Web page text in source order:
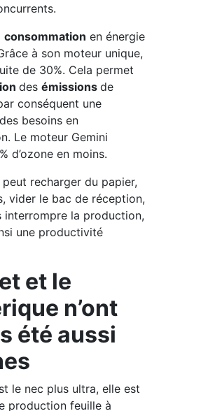
consommation en énergie
à son moteur unique,
de 30%. Cela permet
desémissionsde
conséquent une
besoins en
Le moteur Gemini
d’ozone en moins.
peut recharger du papier,
vider le bac de réception,
interrompre la production,
une productivité
et le
n’ont
été aussi
le nec plus ultra, elle est
production feuille à